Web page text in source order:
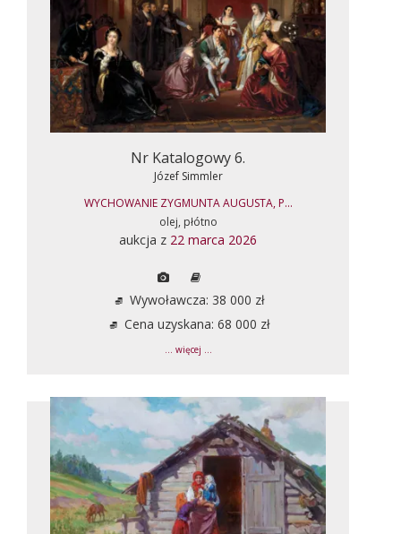
Nr Katalogowy 6.
Józef Simmler
WYCHOWANIE ZYGMUNTA AUGUSTA, P...
olej, płótno
aukcja z 22 marca 2026
Wywoławcza: 38 000 zł
Cena uzyskana: 68 000 zł
... więcej ...